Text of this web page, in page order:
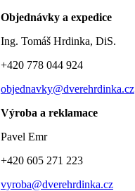
Objednávky a expedice
Ing. Tomáš Hrdinka, DiS.
+420 778 044 924
objednavky@dverehrdinka.cz
Výroba a reklamace
Pavel Emr
+420 605 271 223
vyroba@dverehrdinka.cz